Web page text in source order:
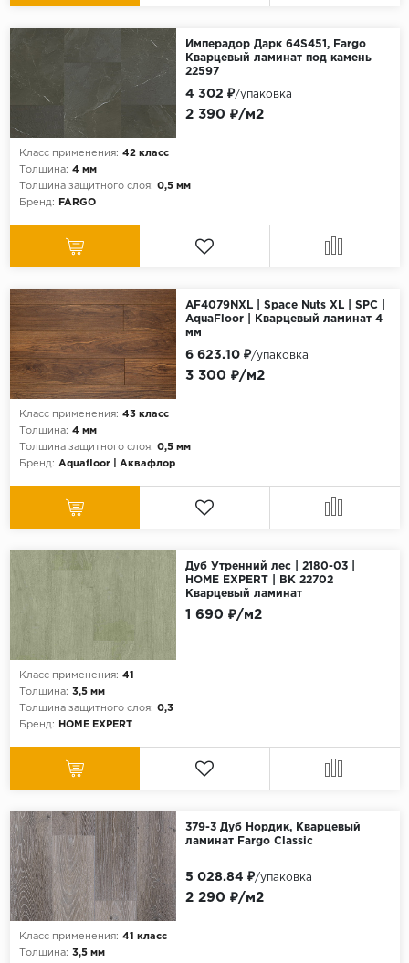
Имперадор Дарк 64S451, Fargo
Кварцевый ламинат под камень
22597
Класс применения: 42 класс
Толщина: 4 мм
Толщина защитного слоя: 0,5 мм
Бренд:
FARGO
2 390 ₽/м2
4 302 ₽/упаковка
AF4079NXL | Space Nuts XL | SPC |
AquaFloor | Кварцевый ламинат 4
мм
Класс применения: 43 класс
Толщина: 4 мм
Толщина защитного слоя: 0,5 мм
Бренд: Aquafloor | Аквафлор
3 300 ₽/м2
6 623.10 ₽/упаковка
Дуб Утренний лес | 2180-03 |
HOME EXPERT | ВК 22702
Кварцевый ламинат
Класс применения: 41
Толщина: 3,5 мм
Толщина защитного слоя: 0,3
Бренд:
HOME EXPERT
1 690 ₽/м2
379-3 Дуб Нордик, Кварцевый
ламинат Fargo Classic
Класс применения: 41 класс
Толщина: 3,5 мм
2 290 ₽/м2
5 028.84 ₽/упаковка